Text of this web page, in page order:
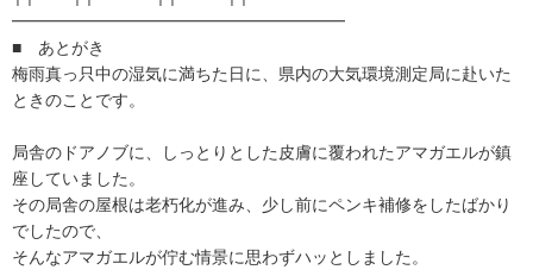
━━━━━━━━━━━━━━━━━━━━
■ あとがき
梅雨真っ只中の湿気に満ちた日に、県内の大気環境測定局に赴いた
ときのことです。
局舎のドアノブに、しっとりとした皮膚に覆われたアマガエルが鎮
座していました。
その局舎の屋根は老朽化が進み、少し前にペンキ補修をしたばかり
でしたので、
そんなアマガエルが佇む情景に思わずハッとしました。